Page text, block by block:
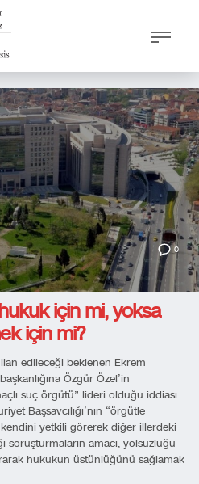
0
için mi, yoksa
için mi?
edileceği beklenen Ekrem
Özgür Özel’in
suç örgütü” lideri olduğu iddiası
Başsavcılığı’nın “örgütle
kendini yetkili görerek diğer illerdeki
soruşturmaların amacı, yolsuzluğu
hukukun üstünlüğünü sağlamak